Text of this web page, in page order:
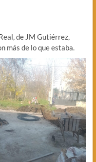
de JM Gutiérrez,
más de lo que estaba.